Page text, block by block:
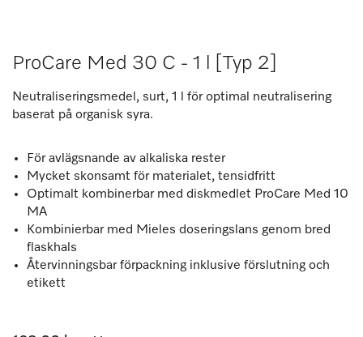
ProCare Med 30 C - 1 l [Typ 2]
Neutraliseringsmedel, surt, 1 l för optimal neutralisering
baserat på organisk syra.
För avlägsnande av alkaliska rester
Mycket skonsamt för materialet, tensidfritt
Optimalt kombinerbar med diskmedlet ProCare Med 10
MA
Kombinierbar med Mieles doseringslans genom bred
flaskhals
Återvinningsbar förpackning inklusive förslutning och
etikett